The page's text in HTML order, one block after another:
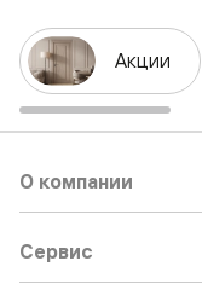
Акции
О компании
Сервис